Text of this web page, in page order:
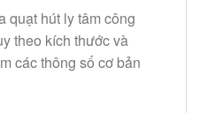
quạt hút ly tâm công
theo kích thước và
các thông số cơ bản